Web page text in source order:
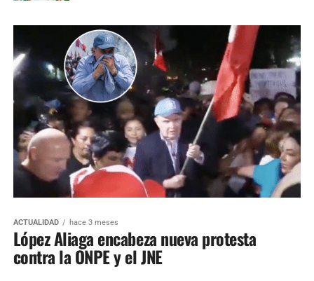
ACTUALIDAD hace 3 meses
López Aliaga encabeza nueva protesta
contra la ONPE y el JNE